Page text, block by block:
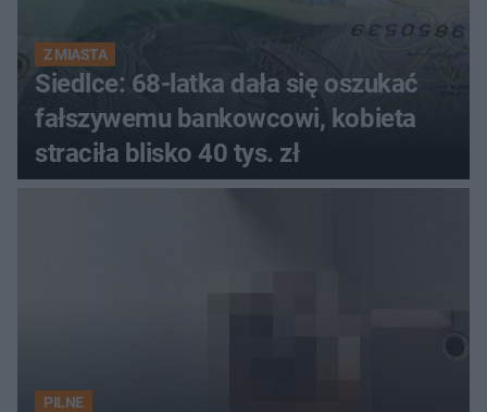
Z MIASTA
Siedlce: 68-latka dała się oszukać
fałszywemu bankowcowi, kobieta
straciła blisko 40 tys. zł
PILNE